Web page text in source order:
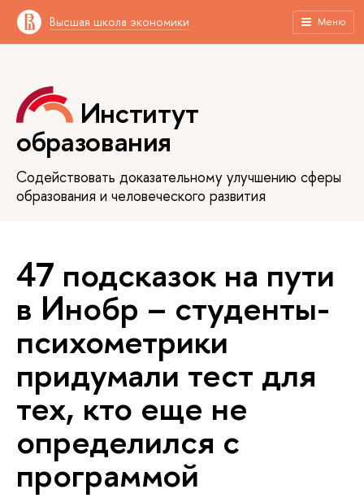
Высшая школа экономики Меню
Институт
образования
Содействовать доказательному улучшению сферы
образования и человеческого развития
47 подсказок на пути
в Инобр – cтуденты-
психометрики
придумали тест для
тех, кто еще не
определился с
программой